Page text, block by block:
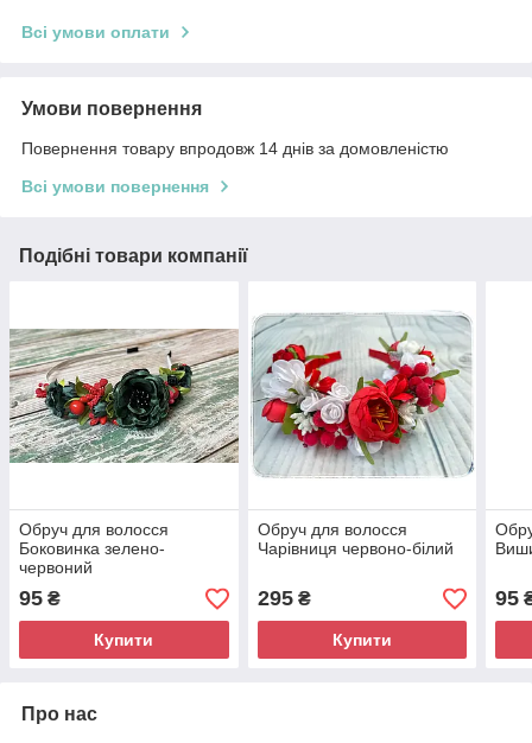
Всі умови оплати
Умови повернення
Повернення товару впродовж 14 днів за домовленістю
Всі умови повернення
Подібні товари компанії
Обруч для волосся
Боковинка зелено-
червоний
95 ₴
Купити
Обруч для волосся
Чарівниця червоно-білий
295₴
Купити
95
Про нас